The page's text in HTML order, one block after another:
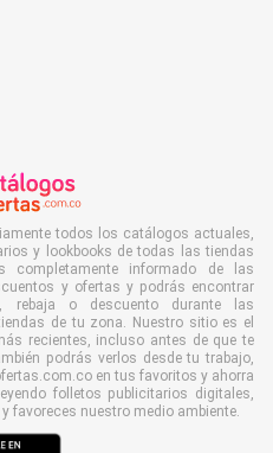
todos los catálogos actuales,
y lookbooks de todas las tiendas
completamente informado de las
y ofertas y podrás encontrar
rebaja o descuento durante las
de tu zona. Nuestro sitio es el
recientes, incluso antes de que te
podrás verlos desde tu trabajo,
en tus favoritos y ahorra
folletos publicitarios digitales,
favoreces nuestro medio ambiente.